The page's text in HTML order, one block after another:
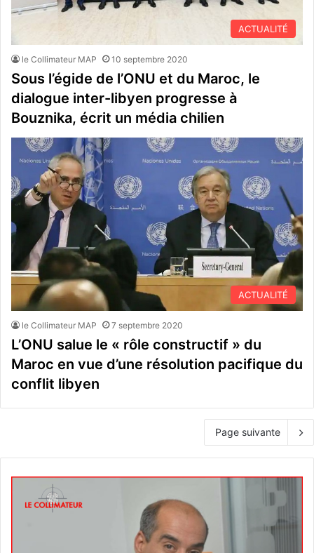
ACTUALITÉ
le Collimateur MAP 10 septembre 2020
Sous l’égide de l’ONU et du Maroc, le
dialogue inter-libyen progresse à
Bouznika, écrit un média chilien
ACTUALITÉ
le Collimateur MAP 7 septembre 2020
L’ONU salue le « rôle constructif » du
Maroc en vue d’une résolution pacifique du
conflit libyen
Page suivante